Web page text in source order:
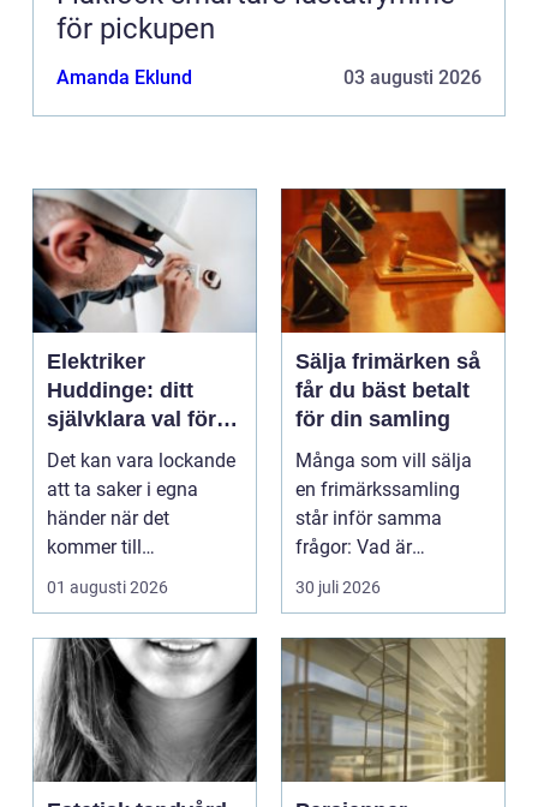
för pickupen
Amanda Eklund 03 augusti 2026
Elektriker
Huddinge: ditt
självklara val för
säker elinstallation
Det kan vara lockande
att ta saker i egna
händer när det
kommer till
hemförbättr...
01 augusti 2026
Sälja frimärken så
får du bäst betalt
för din samling
Många som vill sälja
en frimärkssamling
står inför samma
frågor: Vad är
samlingen värd? Var
vänder m...
30 juli 2026